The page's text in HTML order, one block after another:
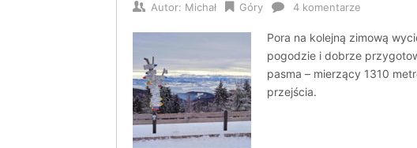
Autor: Michał Góry 4 komentarze
Pora na kolejną zimową
pogodzie i dobrze
pasma – mierzący 1310
przejścia.